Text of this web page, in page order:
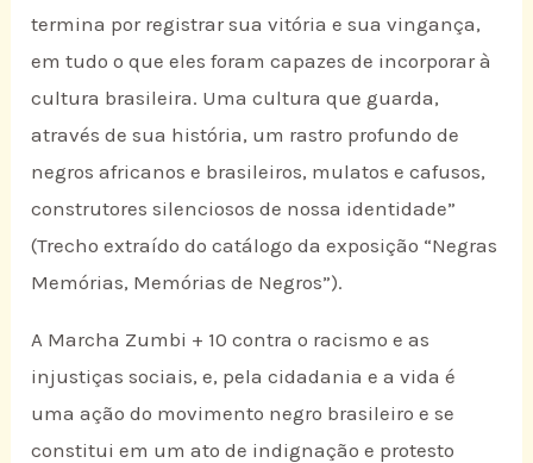
termina por registrar sua vitória e sua vingança,
em tudo o que eles foram capazes de incorporar à
cultura brasileira. Uma cultura que guarda,
através de sua história, um rastro profundo de
negros africanos e brasileiros, mulatos e cafusos,
construtores silenciosos de nossa identidade”
(Trecho extraído do catálogo da exposição “Negras
Memórias, Memórias de Negros”).
A Marcha Zumbi + 10 contra o racismo e as
injustiças sociais, e, pela cidadania e a vida é
uma ação do movimento negro brasileiro e se
constitui em um ato de indignação e protesto